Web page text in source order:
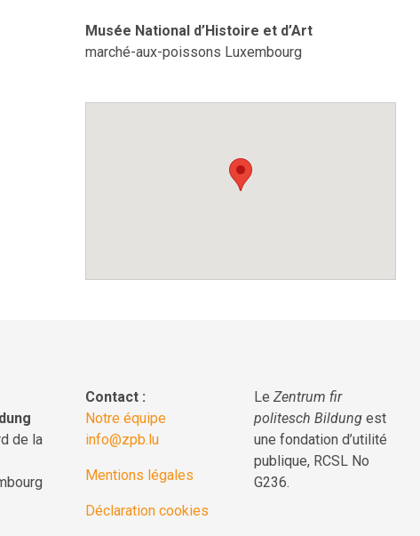
Musée National d’Histoire et d’Art
marché-aux-poissons Luxembourg
de la
Contact :
Notre équipe
info@zpb.lu
Mentions légales
Déclaration cookies
Le Zentrum fir
politesch Bildung est
une fondation d’utilité
publique, RCSL No
G236.